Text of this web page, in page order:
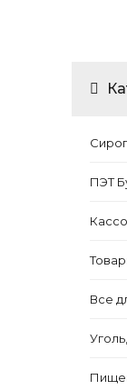
ПЭТ
Все